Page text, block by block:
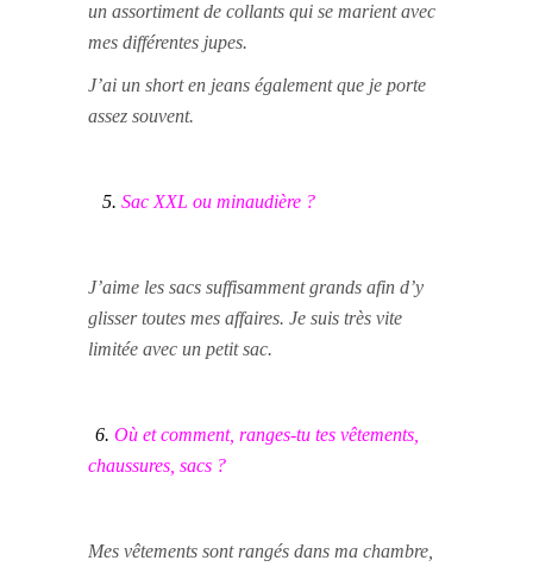
un assortiment de collants qui se marient avec
mes différentes jupes.
J’ai un short en jeans également que je porte
assez souvent.
5. Sac XXL ou minaudière ?
J’aime les sacs suffisamment grands afin d’y
glisser toutes mes affaires. Je suis très vite
limitée avec un petit sac.
6. Où et comment, ranges-tu tes vêtements,
chaussures, sacs ?
Mes vêtements sont rangés dans ma chambre,